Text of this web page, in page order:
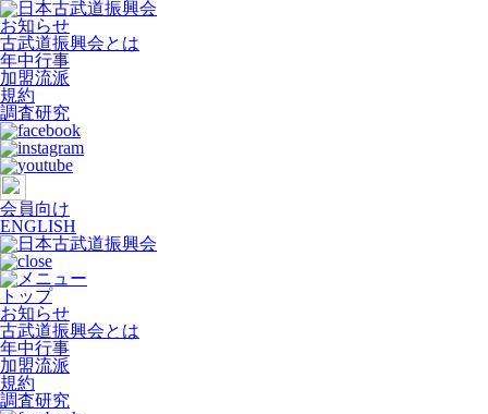
お知らせ
古武道振興会とは
年中行事
加盟流派
規約
調査研究
会員向け
ENGLISH
トップ
お知らせ
古武道振興会とは
年中行事
加盟流派
規約
調査研究